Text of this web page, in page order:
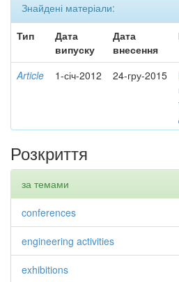
Знайдені матеріали:
Тип
Дата
випуску
Дата
внесення
Article 1-січ-2012 24-гру-2015
Розкриття
за темами
conferences
engineering activities
exhibitions